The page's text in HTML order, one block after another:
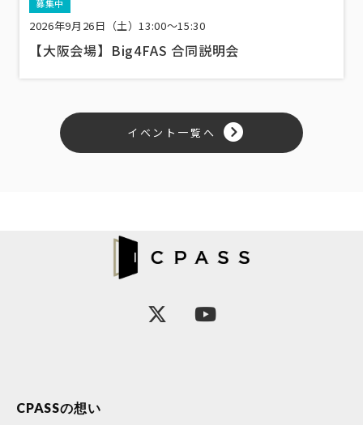
募集中
2026年9月26日（土）13:00〜15:30
【大阪会場】Big4FAS 合同説明会
イベント一覧へ
CPASSの想い